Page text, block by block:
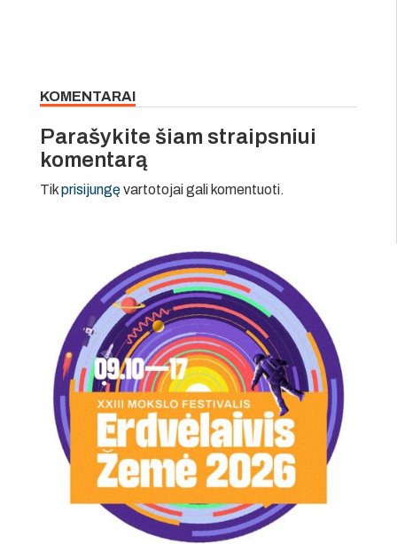
KOMENTARAI
Parašykite šiam straipsniui
komentarą
Tikprisijungęvartotojai gali komentuoti.